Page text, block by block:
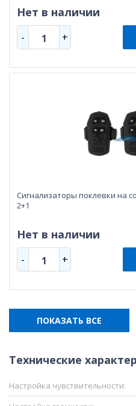
Нет в наличии
- 1 +
Сигнализаторы поклевки на
2+1
Нет в наличии
- 1 +
ПОКАЗАТЬ ВСЕ
Технические
Настройка чувствительности: